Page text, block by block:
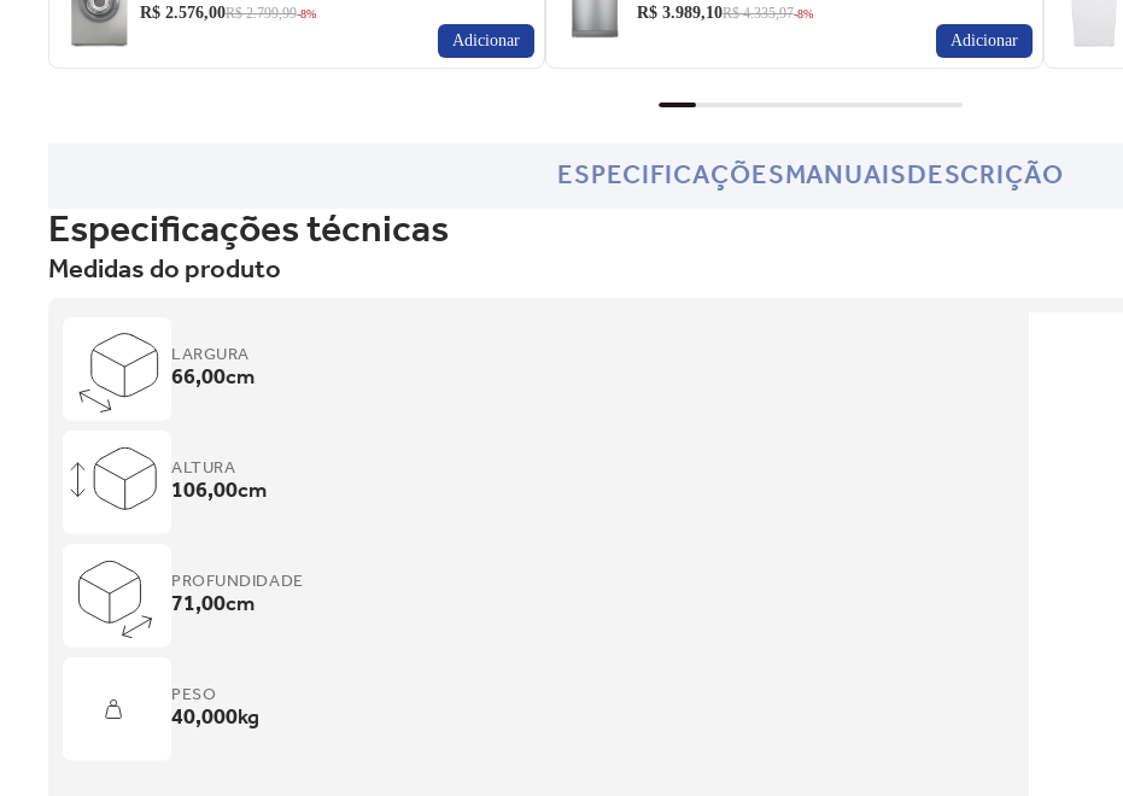
R$ 2.576,00R$ 2.799,99-8%
Adicionar
R$ 3.989,10R$ 4.335,97-8%
Adicionar
ESPECIFICAÇÕESMANUAISDESCRIÇÃO
Especificações técnicas
Medidas do produto
LARGURA
66,00cm
ALTURA
106,00cm
PROFUNDIDADE
71,00cm
PESO
40,000kg